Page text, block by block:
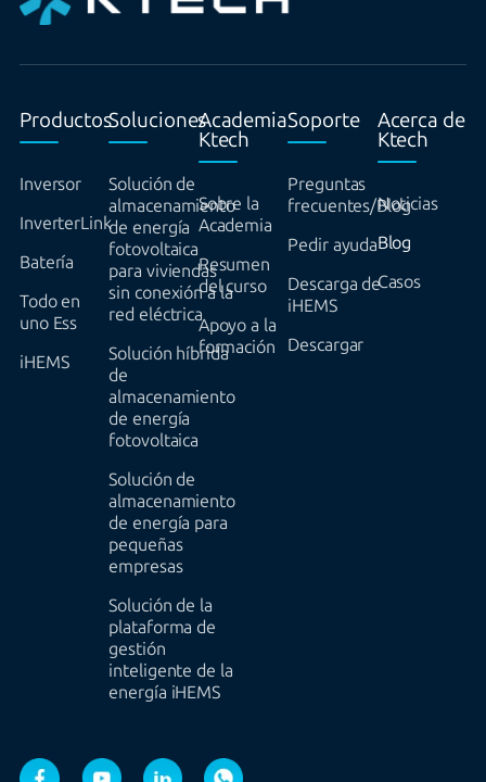
Productos
Inversor
InverterLink
Batería
Todo en
uno Ess
iHEMS
Soluciones
Solución de
almacenamiento
de energía
fotovoltaica
para viviendas
sin conexión a la
red eléctrica
Solución híbrida
de
almacenamiento
de energía
fotovoltaica
Solución de
almacenamiento
de energía para
pequeñas
empresas
Solución de la
plataforma de
gestión
inteligente de la
energía iHEMS
Academia
Ktech
Sobre la
Academia
Resumen
del curso
Apoyo a la
formación
Soporte
Preguntas
frecuentes/Blog
Pedir ayuda
Descarga de
iHEMS
Descargar
Acerca de
Ktech
Noticias
Blog
Casos